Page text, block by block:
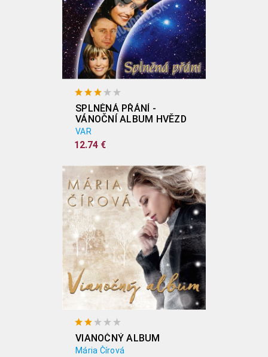
SPLNĚNÁ PŘÁNÍ -
VÁNOČNÍ ALBUM HVĚZD
VAR
12.74 €
VIANOČNÝ ALBUM
Mária Čírová